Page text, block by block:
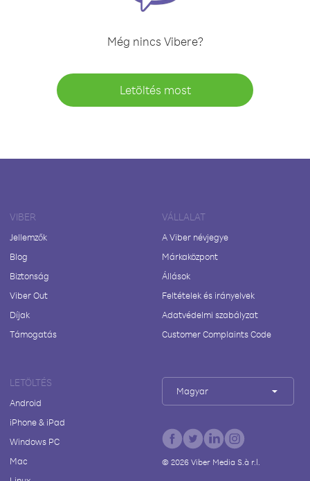
Még nincs Vibere?
Letöltés most
VIBER
Jellemzők
Blog
Biztonság
Viber Out
Díjak
Támogatás
VÁLLALAT
A Viber névjegye
Márkaközpont
Állások
Feltételek és irányelvek
Adatvédelmi szabályzat
Customer Complaints Code
LETÖLTÉS
Android
iPhone & iPad
Windows PC
Mac
Magyar
© 2026Viber Media S.à r.l.